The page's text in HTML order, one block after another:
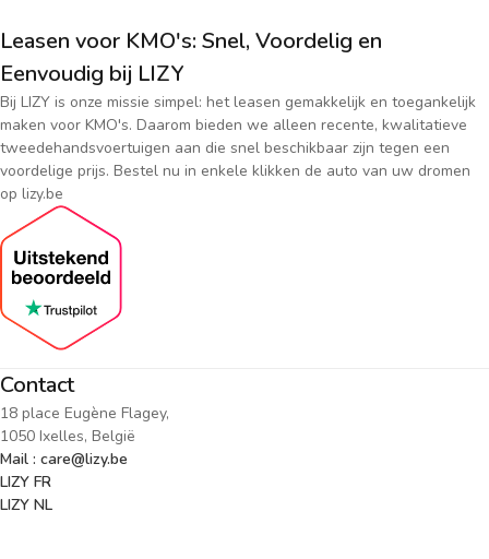
Leasen voor KMO's: Snel, Voordelig en
Eenvoudig bij LIZY
Bij LIZY is onze missie simpel: het leasen gemakkelijk en toegankelijk
maken voor KMO's. Daarom bieden we alleen recente, kwalitatieve
tweedehandsvoertuigen aan die snel beschikbaar zijn tegen een
voordelige prijs. Bestel nu in enkele klikken de auto van uw dromen
op lizy.be
Contact
18 place Eugène Flagey,
1050 Ixelles, België
Mail : care@lizy.be
LIZY FR
LIZY NL